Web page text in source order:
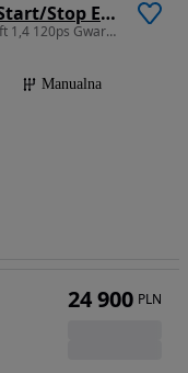
Opel Zafira 1.4 Turbo (ecoFLEX) Start/Stop Edition
1364 cm3 • 120 KM • Bagażnik rowerowy Polift 1,4 120ps Gwarancja 6m
Manualna
24 900 PLN